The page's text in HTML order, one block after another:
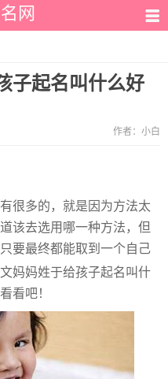
网
子起名叫什么好
作者： 小白
很多的，就是因为方法太
该去选用哪一种方法，但
要最终都能取到一个自己
妈妈姓于给孩子起名叫什
看吧！